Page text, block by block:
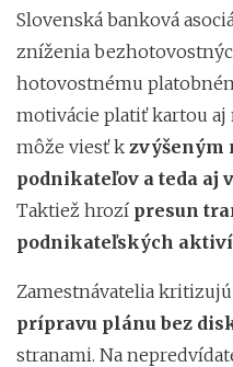
Slovenská banková
zníženia
hotovostnému
motivácie platiť kartou aj
môže viesť k zvýšeným
podnikateľov a teda aj
Taktiež hrozí presun
podnikateľských
Zamestnávatelia
prípravu plánu bez
stranami. Na